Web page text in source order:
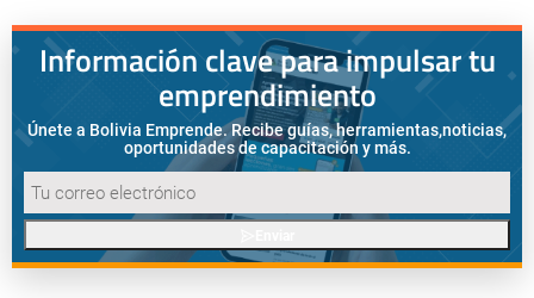
Información clave para impulsar tu
emprendimiento
Únete a Bolivia Emprende. Recibe guías, herramientas,noticias,
oportunidades de capacitación y más.